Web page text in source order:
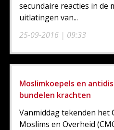
25-09-2016 | 09:33
secundaire reacties in de
uitlatingen van...
Moslimkoepels en
bundelen krachten
Vanmiddag tekenden het
Moslims en Overheid